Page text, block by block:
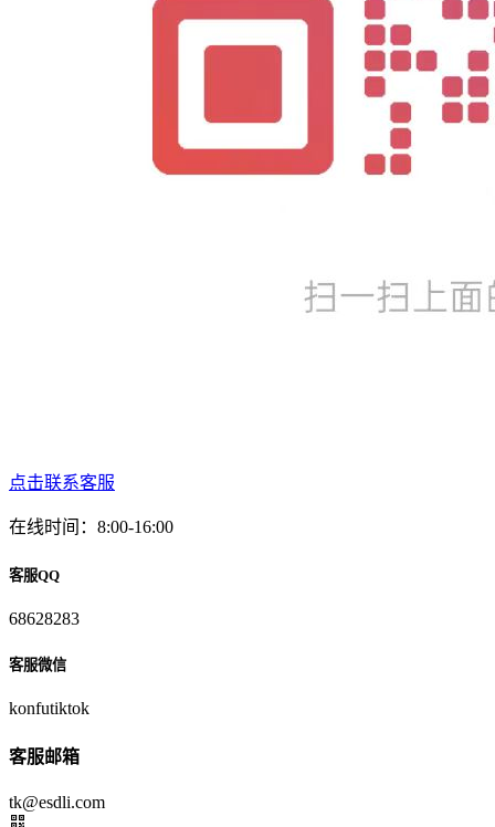
点击联系客服
在线时间：8:00-16:00
客服QQ
68628283
客服微信
konfutiktok
客服邮箱
tk@esdli.com